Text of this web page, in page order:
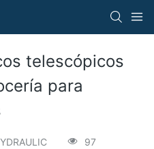
telescópicos
para
97